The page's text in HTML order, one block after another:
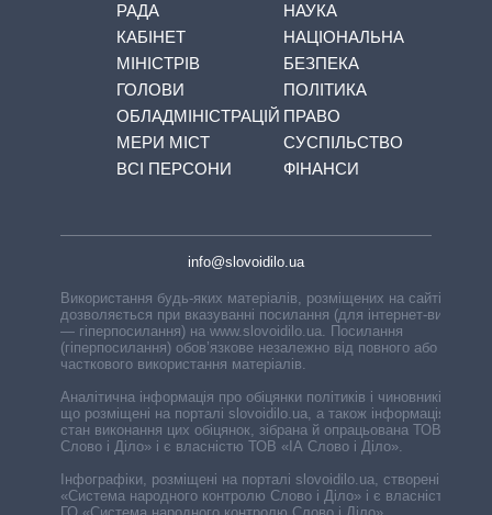
РАДА
КАБІНЕТ
МІНІСТРІВ
ГОЛОВИ
ОБЛАДМІНІСТРАЦІЙ
МЕРИ МІСТ
ВСІ ПЕРСОНИ
НАУКА
НАЦІОНАЛЬНА
БЕЗПЕКА
ПОЛІТИКА
ПРАВО
СУСПІЛЬСТВО
ФІНАНСИ
info@slovoidilo.ua
Використання будь-яких матеріалів, розміщених на сайті,
дозволяється при вказуванні посилання (для інтернет-видань
— гіперпосилання) на www.slovoidilo.ua. Посилання
(гіперпосилання) обов’язкове незалежно від повного або
часткового використання матеріалів.
Аналітична інформація про обіцянки політиків і чиновників,
що розміщені на порталі slovoidilo.ua, а також інформація про
стан виконання цих обіцянок, зібрана й опрацьована ТОВ «ІА
Слово і Діло» і є власністю ТОВ «ІА Слово і Діло».
Інфографіки, розміщені на порталі slovoidilo.ua, створені ГО
«Система народного контролю Слово і Діло» і є власністю